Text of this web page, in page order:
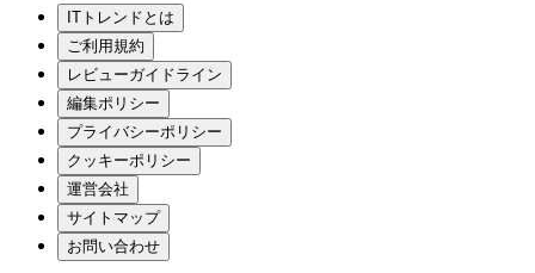
ITトレンドとは
ご利用規約
レビューガイドライン
編集ポリシー
プライバシーポリシー
クッキーポリシー
運営会社
サイトマップ
お問い合わせ